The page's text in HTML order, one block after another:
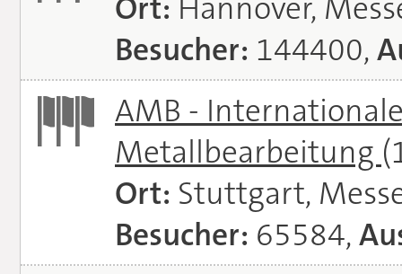
Besucher: 144400,
AMB -
Metallbearbeitung
Ort: Stuttgart,
Besucher: 65584,